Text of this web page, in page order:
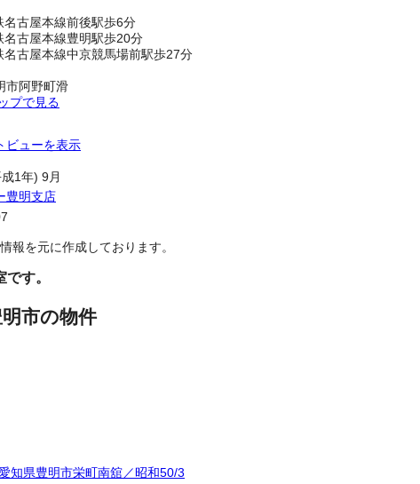
名古屋本線前後駅歩6分
名古屋本線豊明駅歩20分
名古屋本線中京競馬場前駅歩27分
市阿野町滑
プで見る
ビューを表示
1年) 9月
豊明支店
報を元に作成しております。
す。
市の物件
知県豊明市栄町南舘／昭和50/3